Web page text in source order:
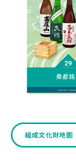
桑都
組成文化財地圖